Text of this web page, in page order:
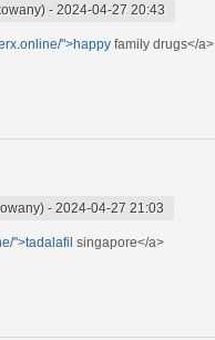
- 2024-04-27 20:43
">happy family drugs</a>
- 2024-04-27 21:03
">tadalafil singapore</a>